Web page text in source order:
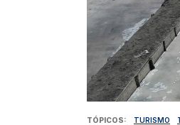
TÓPICOS TURISMO